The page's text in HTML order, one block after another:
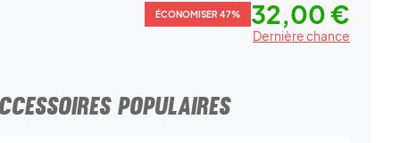
ÉCONOMISER 47% 32,00 €
Dernière chance
POPULAIRES